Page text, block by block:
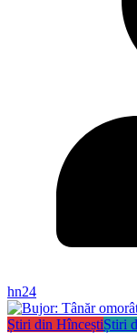
hn24
Știri din HînceștiȘtiri